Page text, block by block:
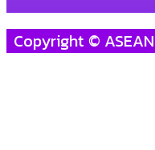
Copyright ©